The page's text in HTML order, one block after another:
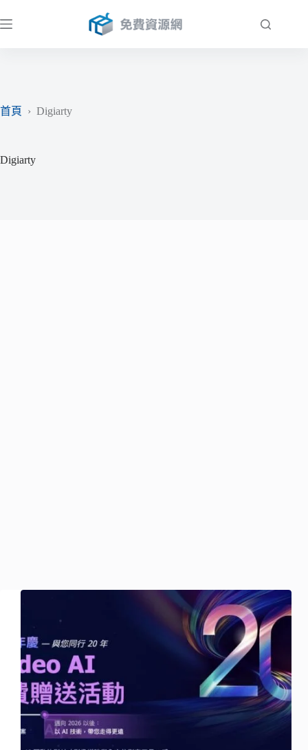
至
首頁
› Digiarty
Digiarty